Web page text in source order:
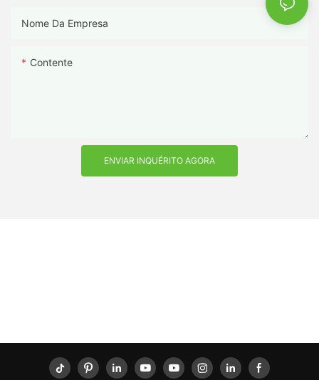
Nome Da Empresa
Contente
ENVIAR INQUÉRITO AGORA